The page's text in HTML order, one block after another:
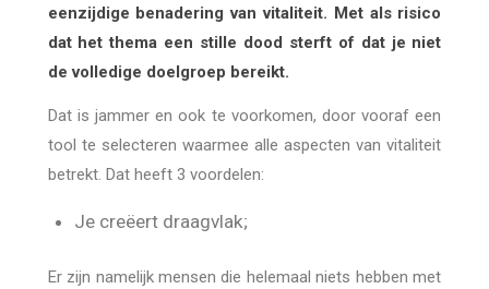
eenzijdige benadering van vitaliteit. Met als risico
dat het thema een stille dood sterft of dat je niet
de volledige doelgroep bereikt.
Dat is jammer en ook te voorkomen, door vooraf een
tool te selecteren waarmee alle aspecten van vitaliteit
betrekt. Dat heeft 3 voordelen:
Je creëert draagvlak;
Er zijn namelijk mensen die helemaal niets hebben met